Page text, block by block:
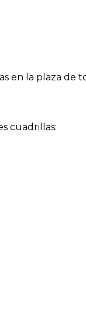
en la plaza de
cuadrillas: